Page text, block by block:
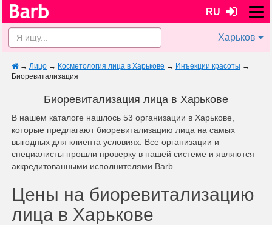
RU
Харьков
→ Лицо → Косметология лица в Харькове → Инъекции красоты →
Биоревитализация
Биоревитализация лица в Харькове
В нашем каталоге нашлось 53 организации в Харькове,
которые предлагают биоревитализацию лица на самых
выгодных для клиента условиях. Все организации и
специалисты прошли проверку в нашей системе и являются
аккредитованными исполнителями Barb.
Цены на биоревитализацию
лица в Харькове